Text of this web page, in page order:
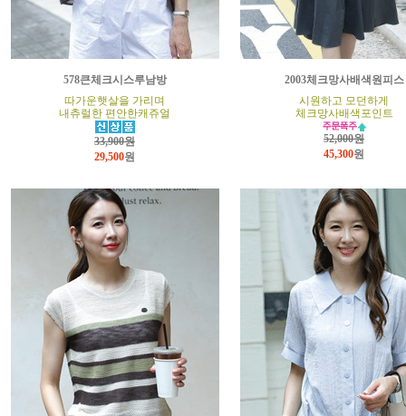
578큰체크시스루남방
따가운햇살을 가리며
내츄럴한 편안한캐쥬얼
33,900원
29,500원
2003체크망사배색원피스
시원하고 모던하게
체크망사배색포인트
52,000원
45,300원